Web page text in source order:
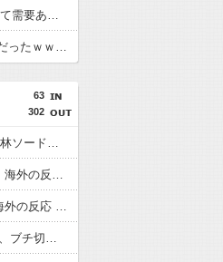
【画像】新人声優さん、水着になる「これって需要ありますか？」
【朗報】水瀬いのりちゃん、やはりDの一族だったｗｗｗｗ
63
302
名探偵プリキュア 16話 海外の反応 感想：小林ソード、かっこいい。
名探偵プリキュア 15話「森亜るるかの秘密」海外の反応 感想：るるかさん43歳…
名探偵プリキュア 13話「名探偵 VS 怪盗」海外の反応 感想：アルカナシャドウの腋に無事興奮する海外の紳士たち
わたモテ喪239(後編) 海外の反応 感想：智貴、ブチ切れる。